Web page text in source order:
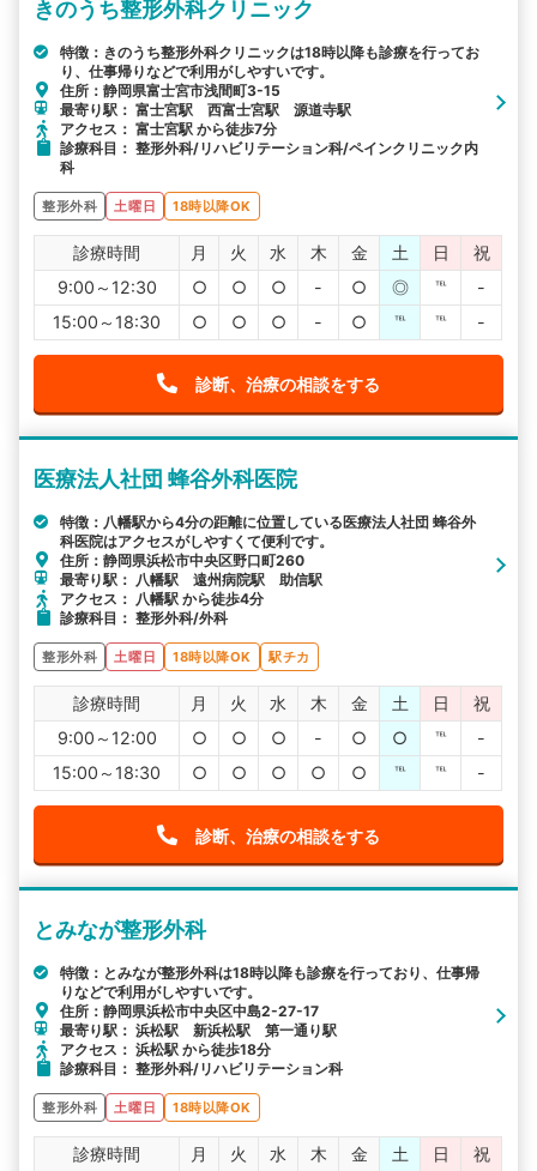
きのうち整形外科クリニック
特徴：きのうち整形外科クリニックは18時以降も診療を行ってお
り、仕事帰りなどで利用がしやすいです。
住所：静岡県富士宮市浅間町3-15
最寄り駅： 富士宮駅 西富士宮駅 源道寺駅
アクセス： 富士宮駅 から徒歩7分
診療科目： 整形外科/リハビリテーション科/ペインクリニック内
科
整形外科 土曜日 18時以降OK
診療時間 月 火 水 木 金 土 日
祝
9:00～12:30
○ ○ ○ - ○ ◎ ℡
-
15:00～18:30
○ ○ ○ - ○ ℡ ℡ -
診断、治療の相談をする
医療法人社団 蜂谷外科医院
特徴：八幡駅から4分の距離に位置している医療法人社団 蜂谷外
科医院はアクセスがしやすくて便利です。
住所：静岡県浜松市中央区野口町260
最寄り駅： 八幡駅 遠州病院駅 助信駅
アクセス： 八幡駅 から徒歩4分
診療科目： 整形外科/外科
整形外科 土曜日 18時以降OK 駅チカ
診療時間 月 火 水 木 金 土 日
祝
9:00～12:00
○ ○ ○ - ○ ○ ℡
-
15:00～18:30
○ ○ ○ ○ ○ ℡ ℡ -
診断、治療の相談をする
とみなが整形外科
特徴：とみなが整形外科は18時以降も診療を行っており、仕事帰
りなどで利用がしやすいです。
住所：静岡県浜松市中央区中島2-27-17
最寄り駅： 浜松駅 新浜松駅 第一通り駅
アクセス： 浜松駅 から徒歩18分
診療科目： 整形外科/リハビリテーション科
整形外科 土曜日 18時以降OK
診療時間 月 火 水 木 金 土 日
祝